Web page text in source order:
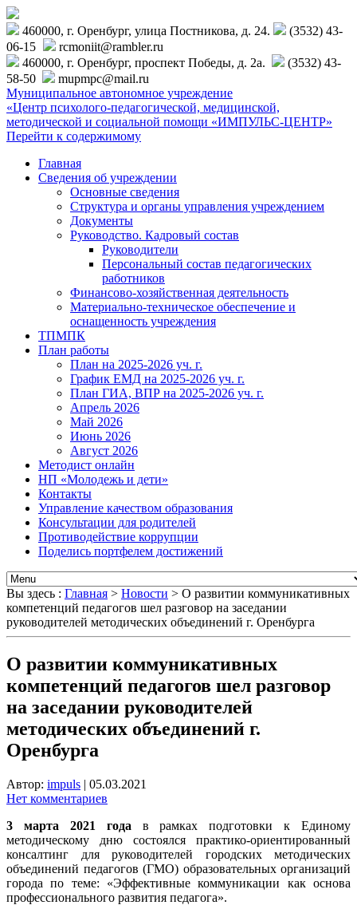
460000, г. Оренбург, улица Постникова, д. 24.
(3532) 43-
06-15
rcmoniit@rambler.ru
460000, г. Оренбург, проспект Победы, д. 2а.
(3532) 43-
58-50
mupmpc@mail.ru
Муниципальное автономное учреждение
«Центр психолого-педагогической, медицинской,
методической и социальной помощи «ИМПУЛЬС-ЦЕНТР»
Перейти к содержимому
Главная
Сведения об учреждении
Основные сведения
Структура и органы управления учреждением
Документы
Руководство. Кадровый состав
Руководители
Персональный состав педагогических
работников
Финансово-хозяйственная деятельность
Материально-техническое обеспечение и
оснащенность учреждения
ТПМПК
План работы
План на 2025-2026 уч. г.
График ЕМД на 2025-2026 уч. г.
План ГИА, ВПР на 2025-2026 уч. г.
Апрель 2026
Май 2026
Июнь 2026
Август 2026
Методист онлайн
НП «Молодежь и дети»
Контакты
Управление качеством образования
Консультации для родителей
Противодействие коррупции
Поделись портфелем достижений
Вы здесь : Главная > Новости > О развитии коммуникативных
компетенций педагогов шел разговор на заседании
руководителей методических объединений г. Оренбурга
О развитии коммуникативных
компетенций педагогов шел разговор
на заседании руководителей
методических объединений г.
Оренбурга
Автор: impuls | 05.03.2021
Нет комментариев
3 марта 2021 года в рамках подготовки к Единому
методическому дню состоялся практико-ориентированный
консалтинг для руководителей городских методических
объединений педагогов (ГМО) образовательных организаций
города по теме: «Эффективные коммуникации как основа
профессионального развития педагога».